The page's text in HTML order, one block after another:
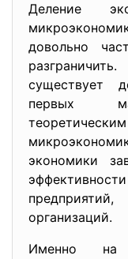
Деление
довольно
существует
первых
экономики
организаций.
Именно на